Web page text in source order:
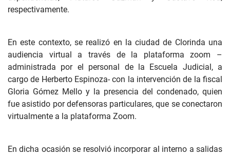
respectivamente.
En este contexto, se realizó en la ciudad de Clorinda una
audiencia virtual a través de la plataforma zoom –
administrada por el personal de la Escuela Judicial, a
cargo de Herberto Espinoza- con la intervención de la fiscal
Gloria Gómez Mello y la presencia del condenado, quien
fue asistido por defensoras particulares, que se conectaron
virtualmente a la plataforma Zoom.
En dicha ocasión se resolvió incorporar al interno a salidas